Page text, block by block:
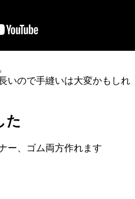
いので手縫いは大変かもしれ
た
ー、ゴム両方作れます